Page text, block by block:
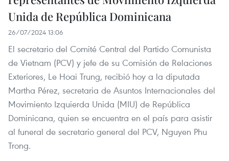
Unida de República Dominicana
26/07/2024 13:06
El secretario del Comité Central del Partido Comunista
de Vietnam (PCV) y jefe de su Comisión de Relaciones
Exteriores, Le Hoai Trung, recibió hoy a la diputada
Martha Pérez, secretaria de Asuntos Internacionales del
Movimiento Izquierda Unida (MIU) de República
Dominicana, quien se encuentra en el país para asistir
al funeral de secretario general del PCV, Nguyen Phu
Trong.